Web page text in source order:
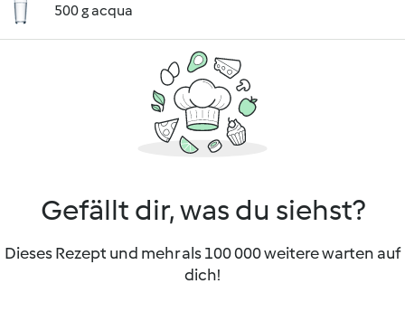
500 g acqua
Gefällt dir, was du siehst?
Dieses Rezept und mehr als 100 000 weitere warten auf
dich!